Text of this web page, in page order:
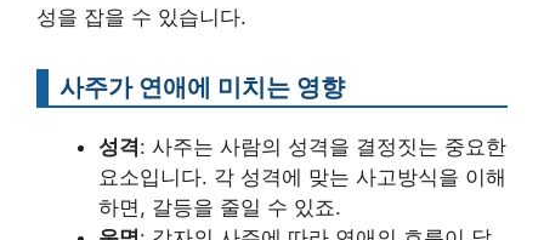
성을 잡을 수 있습니다.
사주가 연애에 미치는 영향
성격: 사주는 사람의 성격을 결정짓는 중요한
요소입니다. 각 성격에 맞는 사고방식을 이해
하면, 갈등을 줄일 수 있죠.